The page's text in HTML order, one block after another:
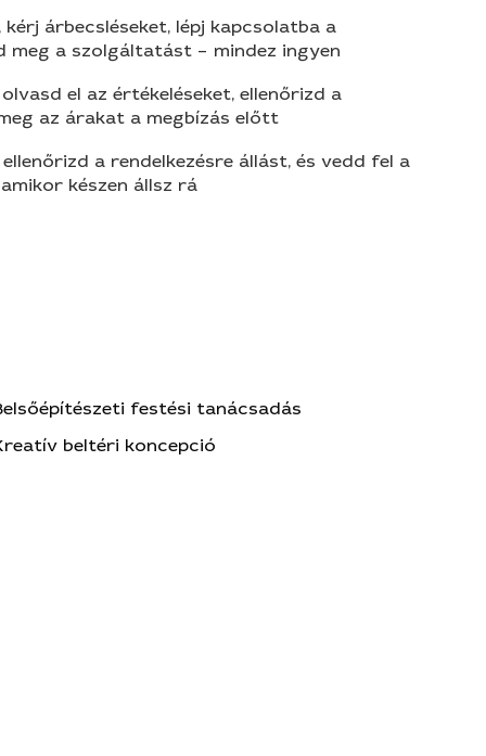
árbecsléseket, lépj kapcsolatba a
meg a szolgáltatást – mindez ingyen
el az értékeléseket, ellenőrizd a
az árakat a megbízás előtt
a rendelkezésre állást, és vedd fel a
készen állsz rá
festési tanácsadás
beltéri koncepció